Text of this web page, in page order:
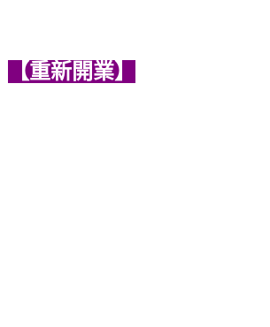
【重新開業】